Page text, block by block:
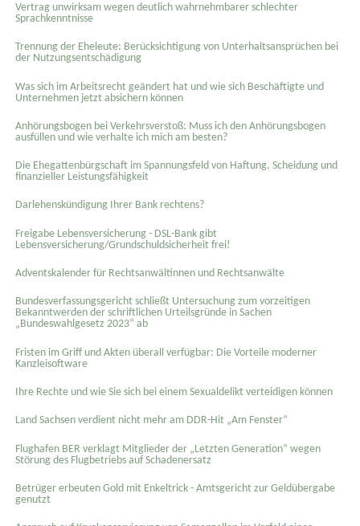
Vertrag unwirksam wegen deutlich wahrnehmbarer schlechter
Sprachkenntnisse
Trennung der Eheleute: Berücksichtigung von Unterhaltsansprüchen bei
der Nutzungsentschädigung
Was sich im Arbeitsrecht geändert hat und wie sich Beschäftigte und
Unternehmen jetzt absichern können
Anhörungsbogen bei Verkehrsverstoß: Muss ich den Anhörungsbogen
ausfüllen und wie verhalte ich mich am besten?
Die Ehegattenbürgschaft im Spannungsfeld von Haftung, Scheidung und
finanzieller Leistungsfähigkeit
Darlehenskündigung Ihrer Bank rechtens?
Freigabe Lebensversicherung - DSL-Bank gibt
Lebensversicherung/Grundschuldsicherheit frei!
Adventskalender für Rechtsanwältinnen und Rechtsanwälte
Bundesverfassungsgericht schließt Untersuchung zum vorzeitigen
Bekanntwerden der schriftlichen Urteilsgründe in Sachen
„Bundeswahlgesetz 2023“ ab
Fristen im Griff und Akten überall verfügbar: Die Vorteile moderner
Kanzleisoftware
Ihre Rechte und wie Sie sich bei einem Sexual­delikt verteidigen können
Land Sachsen verdient nicht mehr am DDR-Hit „Am Fenster“
Flughafen BER verklagt Mitglieder der „Letzten Generation“ wegen
Störung des Flugbetriebs auf Schadenersatz
Betrüger erbeuten Gold mit Enkeltrick - Amtsgericht zur Geldübergabe
genutzt